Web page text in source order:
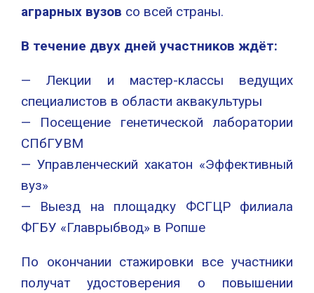
аграрных вузов со всей страны.
В течение двух дней участников ждёт:
— Лекции и мастер-классы ведущих
специалистов в области аквакультуры
— Посещение генетической лаборатории
СПбГУВМ
— Управленческий хакатон «Эффективный
вуз»
— Выезд на площадку ФСГЦР филиала
ФГБУ «Главрыбвод» в Ропше
По окончании стажировки все участники
получат удостоверения о повышении